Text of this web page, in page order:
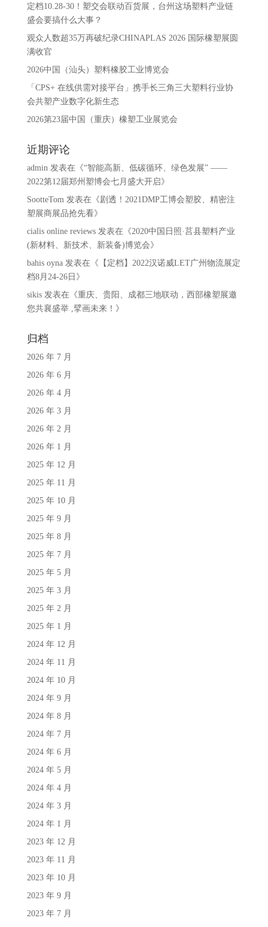
定档10.28-30！塑交会联动百货展，台州这场塑料产业链
盛会要搞什么大事？
观众人数超35万再破纪录CHINAPLAS 2026 国际橡塑展圆
满收官
2026中国（汕头）塑料橡胶工业博览会
「CPS+ 在线供需对接平台」携手长三角三大塑料行业协
会共塑产业数字化新生态
2026第23届中国（重庆）橡塑工业展览会
近期评论
admin发表在《“智能高新、低碳循环、绿色发展” ——
2022第12届郑州塑博会七月盛大开启》
SootteTom发表在《剧透！2021DMP工博会塑胶、精密注
塑展商展品抢先看》
cialis online reviews发表在《2020中国日照·莒县塑料产业
(新材料、新技术、新装备)博览会》
bahis oyna发表在《 【定档】2022汉诺威LET广州物流展定
档8月24-26日 》
sikis发表在《重庆、贵阳、成都三地联动，西部橡塑展邀
您共襄盛举 ,擘画未来！ 》
归档
2026 年 7 月
2026 年 6 月
2026 年 4 月
2026 年 3 月
2026 年 2 月
2026 年 1 月
2025 年 12 月
2025 年 11 月
2025 年 10 月
2025 年 9 月
2025 年 8 月
2025 年 7 月
2025 年 5 月
2025 年 3 月
2025 年 2 月
2025 年 1 月
2024 年 12 月
2024 年 11 月
2024 年 10 月
2024 年 9 月
2024 年 8 月
2024 年 7 月
2024 年 6 月
2024 年 5 月
2024 年 4 月
2024 年 3 月
2024 年 1 月
2023 年 12 月
2023 年 11 月
2023 年 10 月
2023 年 9 月
2023 年 7 月